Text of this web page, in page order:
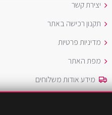
יצירת קשר
תקנון רכישה באתר
מדיניות פרטיות
מפת האתר
מידע אודות משלוחים